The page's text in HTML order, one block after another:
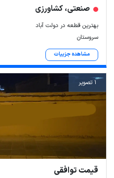
صنعتی، کشاورزی
بهترین قطعه در دولت آباد
سروستان
مشاهده جزییات
1 تصویر
قیمت توافقی